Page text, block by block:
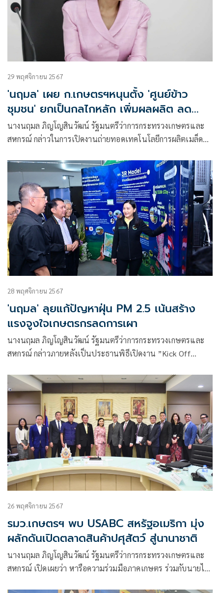
29 พฤศจิกายน 2567
'นฤมล' เผย ก.เกษตรฯหนุนตั้ง 'ศูนย์ข้าว
ชุมชน' ยกเป็นกลไกหลัก เพิ่มผลผลิต ลด
ต้นทุน
นางนฤมล ภิญโญสินวัฒน์ รัฐมนตรีว่าการกระทรวงเกษตรและ
สหกรณ์ กล่าวในการเปิดงานถ่ายทอดเทคโนโลยีการผลิตเมล็ด
โครงการ
28 พฤศจิกายน 2567
'นฤมล' ลุยแก้ปัญหาฝุ่น PM 2.5 เน้นสร้าง
แรงจูงใจเกษตรกรลดการเผา
นางนฤมล ภิญโญสินวัฒน์ รัฐมนตรีว่าการกระทรวงเกษตรและ
สหกรณ์ กล่าวภายหลังเป็นประธานพิธีเปิดงาน ”Kick Off
26 พฤศจิกายน 2567
รมว.เกษตรฯ พบ USABC สหรัฐอเมริกา มุ่ง
ผลักดันเปิดตลาดสินค้าปศุสัตว์ สู่นานาชาติ
นางนฤมล ภิญโญสินวัฒน์ รัฐมนตรีว่าการกระทรวงเกษตรและ
สหกรณ์ เปิดเผยว่า หารือความร่วมมือภาคเกษตร ร่วมกับนายไบ